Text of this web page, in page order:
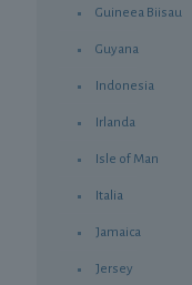
Guineea Biisau
Guyana
Indonesia
Irlanda
Isle of Man
Italia
Jamaica
Jersey